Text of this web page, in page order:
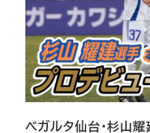
ベガルタ仙台・杉山